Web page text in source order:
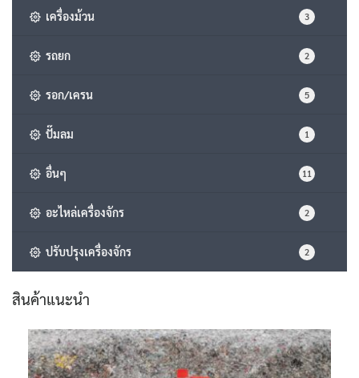
เครื่องม้วน 3
รถยก 2
รอก/เครน 5
ปั๊มลม 1
อื่นๆ 11
อะไหล่เครื่องจักร 2
ปรับปรุงเครื่องจักร 2
สินค้าแนะนำ